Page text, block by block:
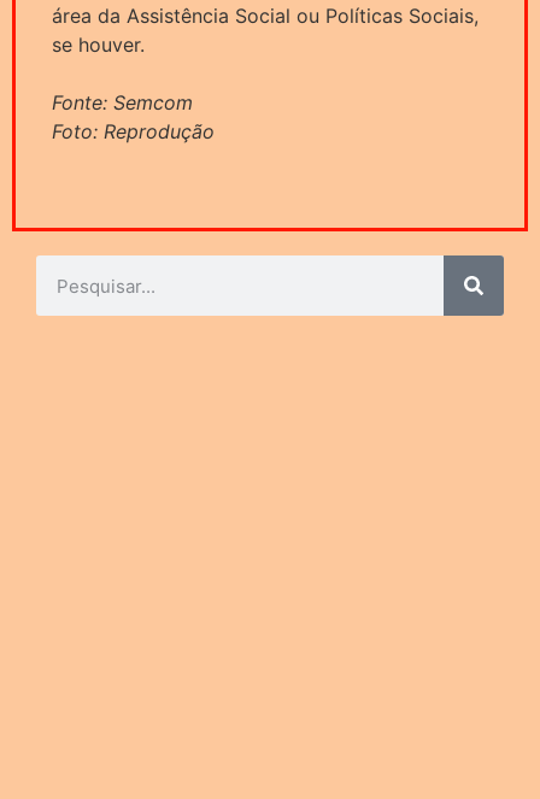
área da Assistência Social ou Políticas Sociais,
se houver.
Fonte: Semcom
Foto: Reprodução